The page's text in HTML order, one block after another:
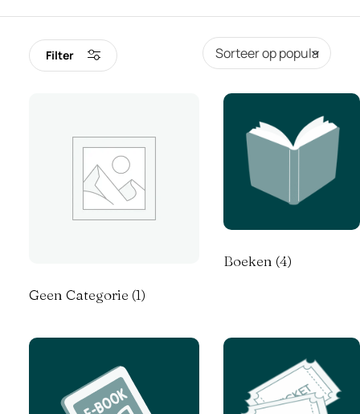
Filter
Geen Categorie (1)
Boeken (4)